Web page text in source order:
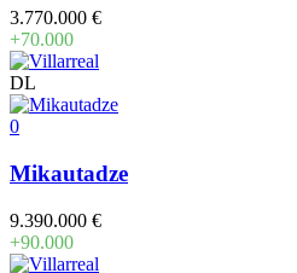
3.770.000 €
+70.000
DL
0
Mikautadze
9.390.000 €
+90.000